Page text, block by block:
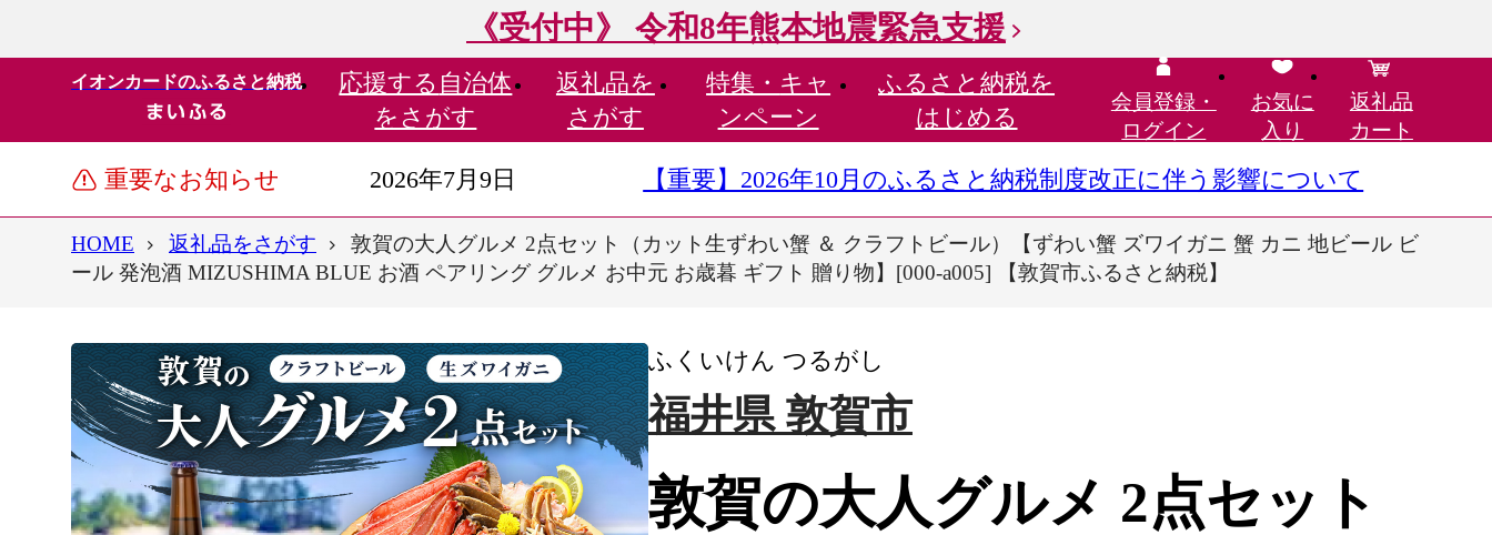
《受付中》 令和8年熊本地震緊急支援
イオンカードのふるさと納税 応援する 自治体
をさがす
返礼品を
さがす
特集・ キャ
ンペーン
ふるさと納税を
はじめる
会員登録・
ログイン
お気に
入り
返礼品
カート
重要なお知らせ 2026年7月9日 【重要】2026年10月のふるさと納税制度改正に伴う影響について
HOME 返礼品をさがす
敦賀の大人グルメ 2点セット（カット生ずわい蟹 ＆ クラフトビール）【ずわい蟹 ズワイガニ 蟹 カニ 地ビール ビ
ール 発泡酒 MIZUSHIMA BLUE お酒 ペアリング グルメ お中元 お歳暮 ギフト 贈り物】[000-a005] 【敦賀市ふるさと納税】
ふくいけん つるがし
福井県 敦賀市
敦賀の大人グルメ 2点セット